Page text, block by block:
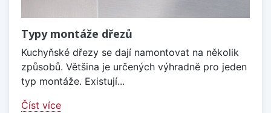
Typy montáže dřezů
Kuchyňské dřezy se dají namontovat na několik
způsobů. Většina je určených výhradně pro jeden
typ montáže. Existují...
Číst více